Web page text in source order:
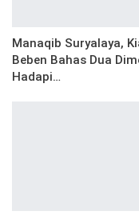
Manaqib Suryalaya,
Beben Bahas Dua
Hadapi…